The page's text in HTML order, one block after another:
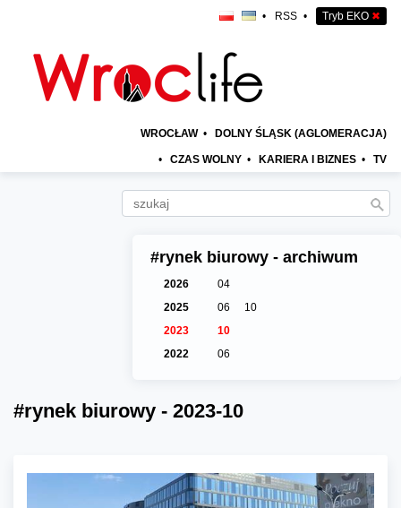
• RSS • Tryb EKO ✖
WROCŁAW • DOLNY ŚLĄSK (AGLOMERACJA)
• CZAS WOLNY • KARIERA I BIZNES • TV
#rynek biurowy - archiwum
2026
04
2025
06
10
2023
10
2022
06
#rynek biurowy - 2023-10